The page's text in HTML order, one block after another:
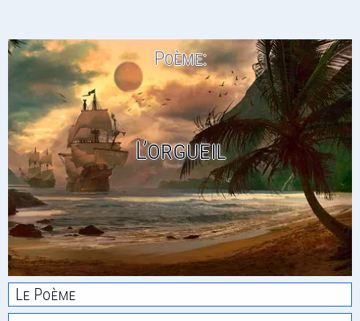
Poème:
L’orgueil
Le Poème